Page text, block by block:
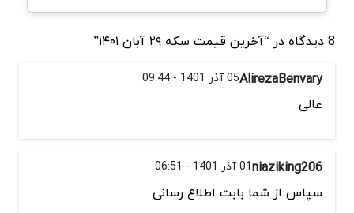
8 دیدگاه در “آخرین قیمت سکه ۲۹ آبان ۱۴۰۱”
AlirezaBenvary05 آذر 1401 - 09:44
عالی
niaziking20601 آذر 1401 - 06:51
سپاس از شما بابت اطلاع رسانی